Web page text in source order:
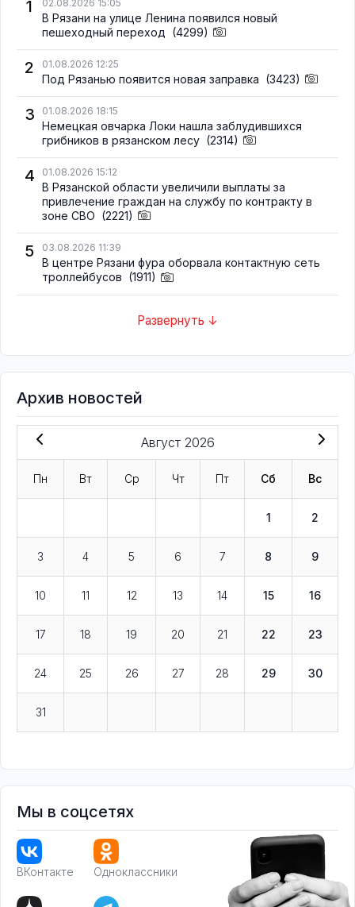
1
02.08.2026 15:05
В Рязани на улице Ленина появился новый
пешеходный переход (4299)
2 01.08.2026 12:25
Под Рязанью появится новая заправка (3423)
3 01.08.2026 18:15
Немецкая овчарка Локи нашла заблудившихся
грибников в рязанском лесу (2314)
4 01.08.2026 15:12
В Рязанской области увеличили выплаты за
привлечение граждан на службу по контракту в
зоне СВО (2221)
5 03.08.2026 11:39
В центре Рязани фура оборвала контактную сеть
троллейбусов (1911)
Развернуть ↓
Архив новостей
Август 2026
Пн Вт Ср Чт Пт Сб Вс
1 2
3 4 5 6 7 8 9
10 11 12 13 14 15 16
17 18 19 20 21 22 23
24 25 26 27 28 29 30
31
Мы в соцсетях
ВКонтакте Одноклассники